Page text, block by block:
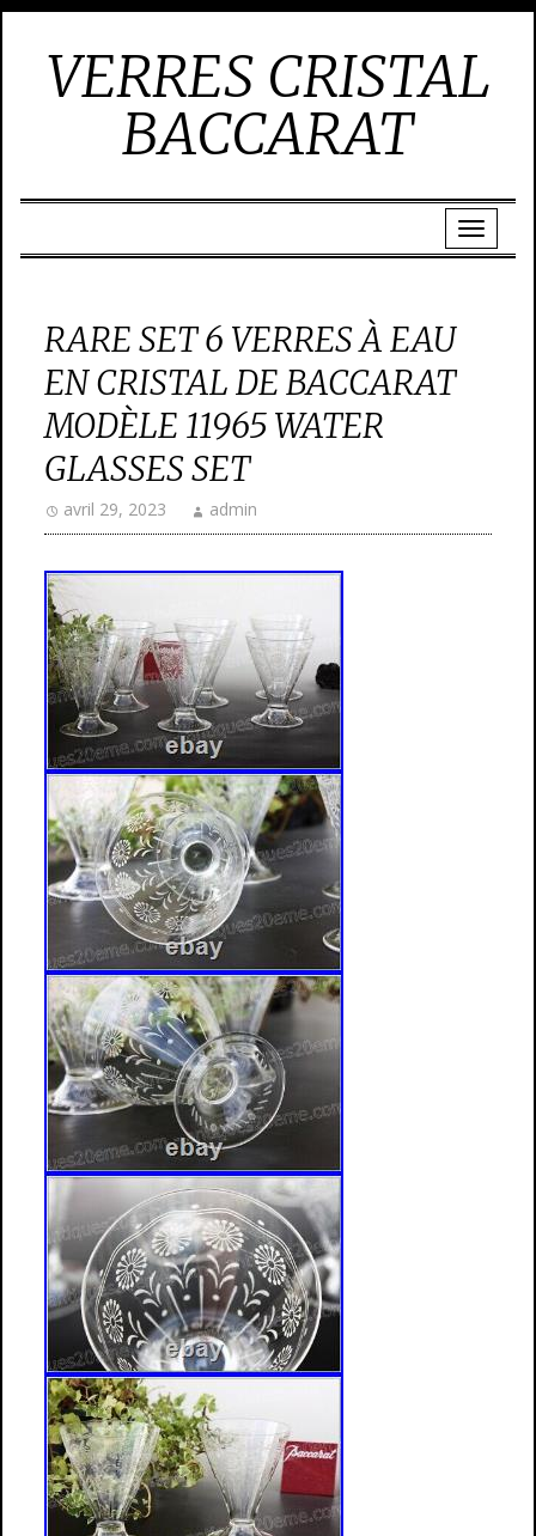
VERRES CRISTAL
BACCARAT
RARE SET 6 VERRES À EAU
EN CRISTAL DE BACCARAT
MODÈLE 11965 WATER
GLASSES SET
avril 29, 2023 admin